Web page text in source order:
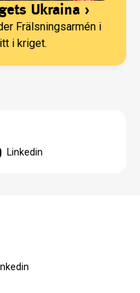
Ukraina ›
Frälsningsarmén i
i kriget.
Linkedin